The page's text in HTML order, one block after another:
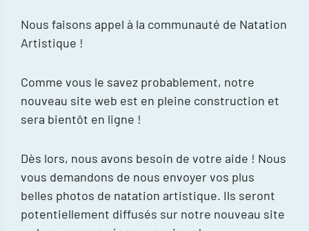
Nous faisons appel à la communauté de Natation
Artistique !
Comme vous le savez probablement, notre
nouveau site web est en pleine construction et
sera bientôt en ligne !
Dès lors, nous avons besoin de votre aide ! Nous
vous demandons de nous envoyer vos plus
belles photos de natation artistique. Ils seront
potentiellement diffusés sur notre nouveau site